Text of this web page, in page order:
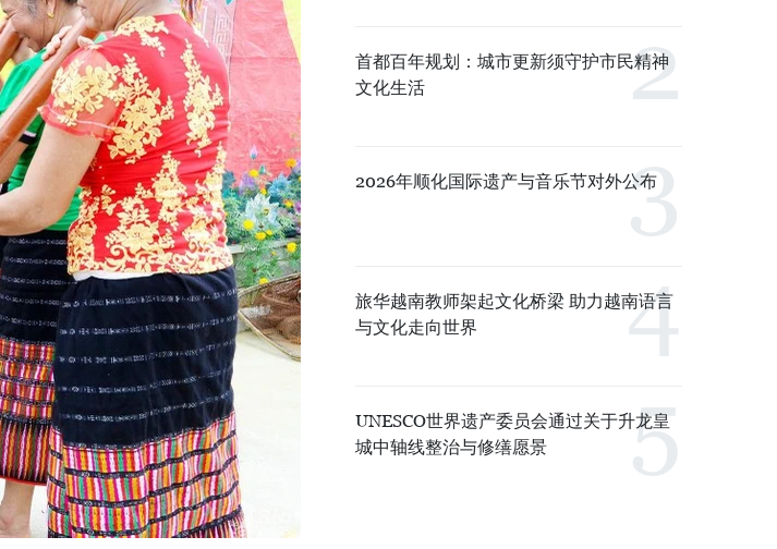
首都百年规划：城市更新须守护市民精神
文化生活
2026年顺化国际遗产与音乐节对外公布
旅华越南教师架起文化桥梁 助力越南语言
与文化走向世界
UNESCO世界遗产委员会通过关于升龙皇
城中轴线整治与修缮愿景